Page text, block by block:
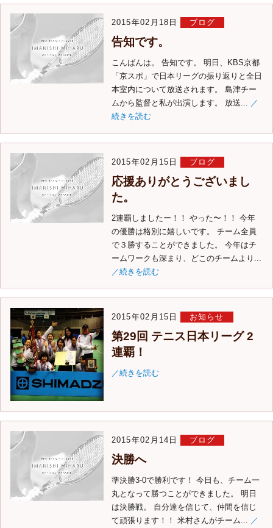
2015年02月18日 ブログ
告知です。
こんばんは。 告知です。 明日、KBS京都
「京スポ」で日本リーグの振り返りと全日
本室内について放送されます。 島津チー
ムから監督と私が出演します。 放送... ／
続きを読む
2015年02月15日 ブログ
応援ありがとうございまし
た。
2連覇しましたー！！ やった〜！！ 今年
の優勝は格別に嬉しいです。 チーム全員
で３勝することができました。 今年はチ
ームワークも深まり、どこのチームより...
／続きを読む
2015年02月15日 お知らせ
第29回 テニス日本リーグ 2
連覇！
／続きを読む
2015年02月14日 ブログ
決勝へ
準決勝3-0で勝利です！ 今日も、チーム一
丸となって勝つことができました。 明日
は決勝戦。 自分達を信じて、仲間を信じ
て頑張ります！！ 米村さんがチーム...
／